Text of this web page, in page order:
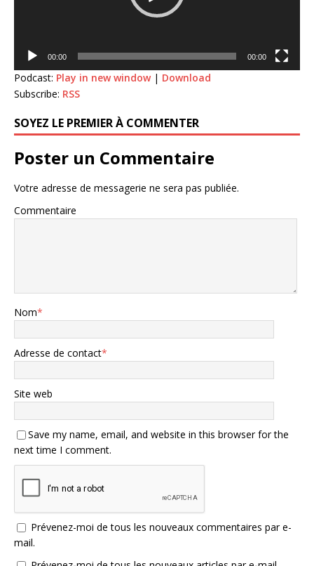
00:00 00:00
Podcast: Play in new window| Download
Subscribe: RSS
SOYEZ LE PREMIER À COMMENTER
Poster un Commentaire
Votre adresse de messagerie ne sera pas publiée.
Commentaire
Nom*
Adresse de contact*
Site web
Save my name, email, and website in this browser for the
next time I comment.
Prévenez-moi de tous les nouveaux commentaires par e-
mail.